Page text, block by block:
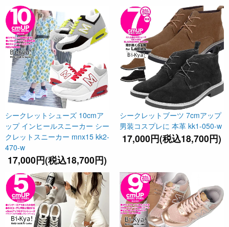
シークレットシューズ 10cmア
ップ インヒールスニーカー シー
クレットスニーカー mnx15 kk2-
470-w
17,000円(税込18,700円)
シークレットブーツ 7cmアップ
男装コスプレに 本革 kk1-050-w
17,000円(税込18,700円)